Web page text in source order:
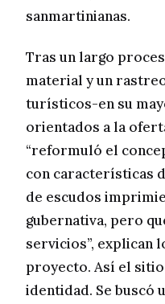
sanmartinianas.
Tras un largo
material y un
turísticos-en su
orientados a la
“reformuló el
con características
de escudos
gubernativa, pero
servicios”, explican
proyecto. Así el
identidad. Se buscó